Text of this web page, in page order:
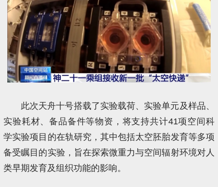
此次天舟十号搭载了实验载荷、实验单元及样品、
实验耗材、备品备件等物资，将支持共计41项空间科
学实验项目的在轨研究，其中包括太空胚胎发育等多项
备受瞩目的实验，旨在探索‌微重力与空间辐射环境对人
类早期发育及组织功能的影响‌。